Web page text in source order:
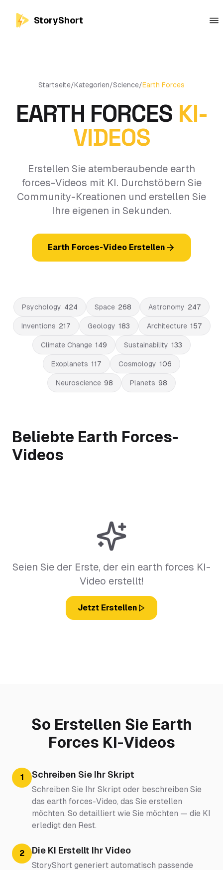
StoryShort
Startseite/Kategorien/Science/Earth Forces
EARTH FORCES KI-
VIDEOS
Erstellen Sie atemberaubende earth
forces-Videos mit KI. Durchstöbern Sie
Community-Kreationen und erstellen Sie
Ihre eigenen in Sekunden.
Earth Forces-Video Erstellen
Psychology 424 Space 268 Astronomy 247
Inventions 217 Geology 183 Architecture 157
Climate Change 149 Sustainability 133
Exoplanets 117 Cosmology 106
Neuroscience 98 Planets 98
Beliebte Earth Forces-
Videos
Seien Sie der Erste, der ein earth forces KI-
Video erstellt!
Jetzt Erstellen
So Erstellen Sie Earth
Forces KI-Videos
1 Schreiben Sie Ihr Skript
Schreiben Sie Ihr Skript oder beschreiben Sie
das earth forces-Video, das Sie erstellen
möchten. So detailliert wie Sie möchten — die KI
erledigt den Rest.
2 Die KI Erstellt Ihr Video
StoryShort generiert automatisch passende